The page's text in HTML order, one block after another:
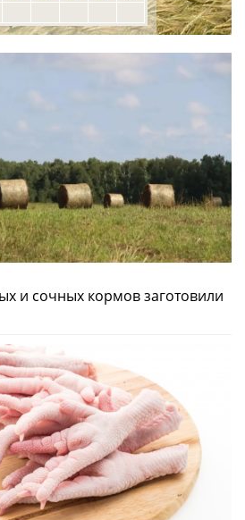
и сочных кормов заготовили